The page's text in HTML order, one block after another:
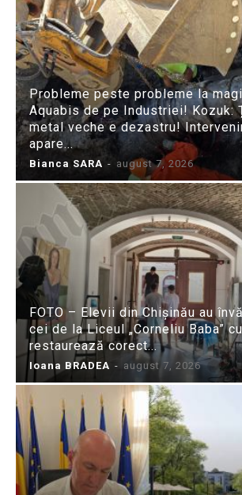
Probleme peste probleme la
Aquabis de pe Industriei! Kozuk:
metal veche e dezastru!
apare...
Bianca SARA - august 7, 2026
FOTO – Elevii din Chișinău au
cei de la Liceul „Corneliu Baba”
restaurează corect...
Ioana BRADEA - august 7, 2026